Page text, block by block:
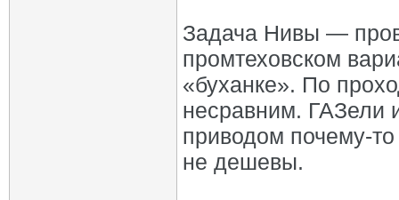
Задача Нивы —
промтеховском
«буханке». По
несравним. ГАЗели
приводом почему-
не дешевы.